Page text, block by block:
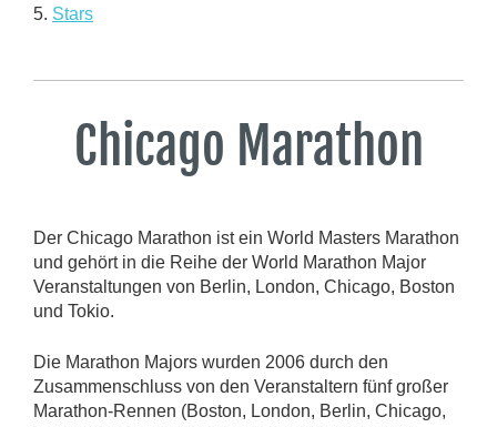
5. Stars
Chicago Marathon
Der Chicago Marathon ist ein World Masters Marathon
und gehört in die Reihe der World Marathon Major
Veranstaltungen von Berlin, London, Chicago, Boston
und Tokio.
Die Marathon Majors wurden 2006 durch den
Zusammenschluss von den Veranstaltern fünf großer
Marathon-Rennen (Boston, London, Berlin, Chicago,